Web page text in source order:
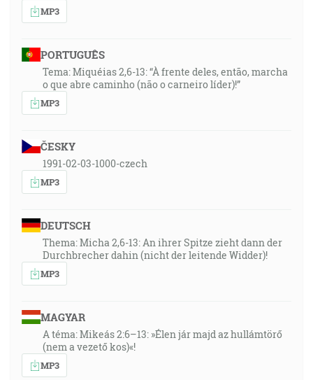
MP3
PORTUGUÊS
Tema: Miquéias 2,6-13: “À frente deles, então, marcha
o que abre caminho (não o carneiro líder)!”
MP3
ČESKY
1991-02-03-1000-czech
MP3
DEUTSCH
Thema: Micha 2,6-13: An ihrer Spitze zieht dann der
Durchbrecher dahin (nicht der leitende Widder)!
MP3
MAGYAR
A téma: Mikeás 2:6–13: »Élen jár majd az hullámtörő
(nem a vezető kos)«!
MP3